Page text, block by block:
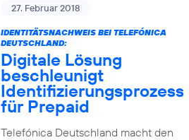
27. Februar 2018
IDENTITÄTSNACHWEIS BEI TELEFÓNICA
DEUTSCHLAND:
Digitale Lösung
beschleunigt
Identifizierungsprozess
für Prepaid
Telefónica Deutschland macht den